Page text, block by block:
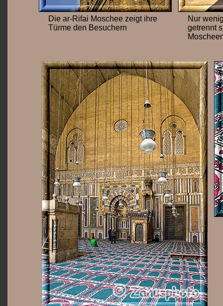
Die ar-Rifai Moschee zeigt ihre
Türme den Besuchern
Nur
getrennt